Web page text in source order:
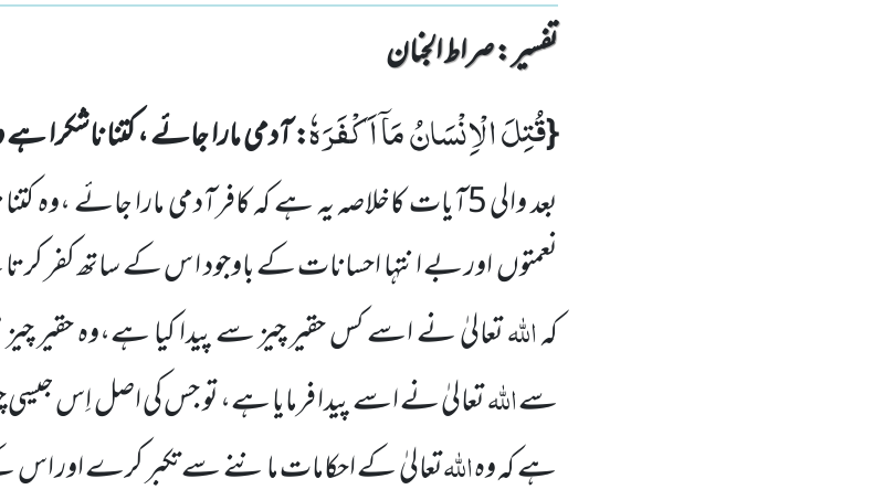
تفسیر : ‎صراط الجنان
{قُتِلَ الْاِنْسَانُ مَاۤ اَكْفَرَهٗ: آدمی مارا جائے ، کتنا ناشکرا
بعد والی5آیات کاخلاصہ یہ ہے کہ کافرآدمی مارا جائے ،وہ
نعمتوںاور بے انتہا احسانات کے باوجود ا س کے ساتھکفر
کہاللّٰہتعالیٰ نے اسے کس حقیر چیز سے پیدا کیا ہے،وہحقیر
سےاللّٰہتعالیٰ نے اسے پیدا فرمایا ہے، تو جس کی اصل اِس
ہے کہ وہاللّٰہتعالیٰ کے احکامات ماننے سے تکبر کرے